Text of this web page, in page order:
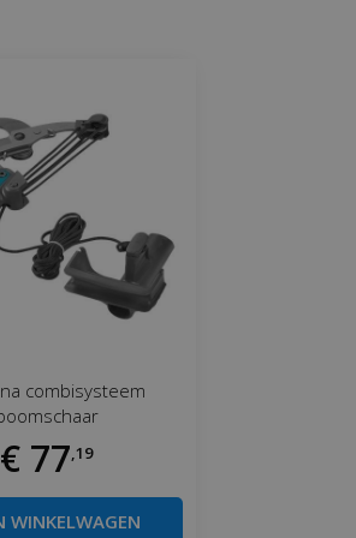
combisysteem
€ 77,19
WINKELWAGEN